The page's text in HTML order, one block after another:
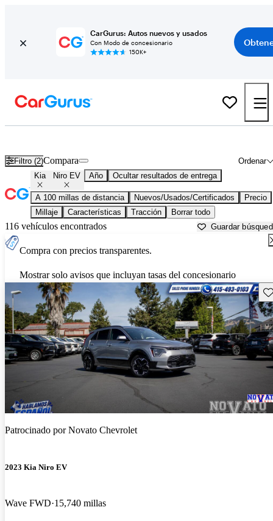
CarGurus: Autos nuevos y usados
Con Modo de concesionario
150K+
Filtro (2) Ordenar
Compara
Kia Niro EV Año Ocultar resultados de entrega
A 100 millas de distancia Nuevos/Usados/Certificados
Precio
Millaje
Características Tracción Borrar todo
116 vehículos encontrados Guardar
Compra con precios transparentes.
Mostrar solo avisos que incluyan tasas del concesionario
Patrocinado porNovato Chevrolet
2023 Kia Niro EV
Wave FWD 15,740 millas